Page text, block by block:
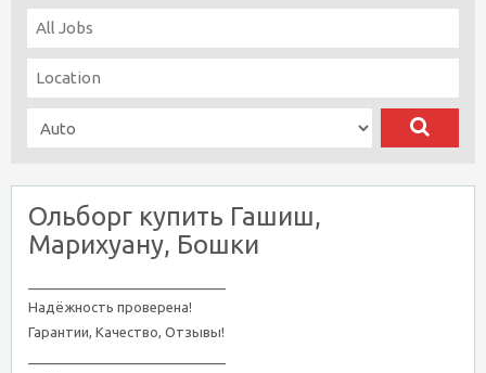
Ольборг купить Гашиш,
Марихуану, Бошки
Надёжность проверена!
Гарантии, Качество, Отзывы!